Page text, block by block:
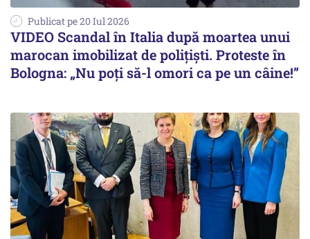
Publicat pe 20 Iul 2026
VIDEO Scandal în Italia după moartea unui
marocan imobilizat de polițiști. Proteste în
Bologna: „Nu poți să-l omori ca pe un câine!”